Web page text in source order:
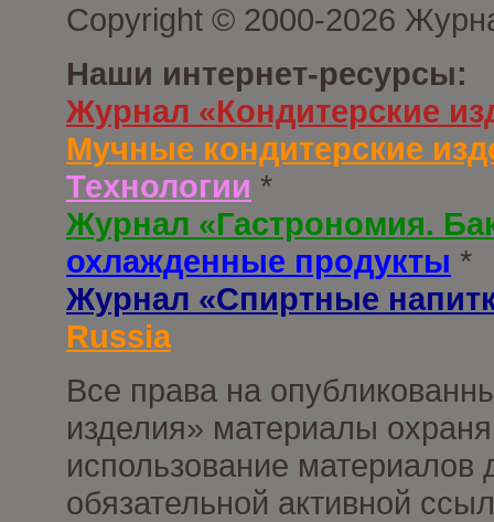
Copyright © 2000-2026
Наши интернет-ресурсы:
Журнал «Кондитерские
Мучные кондитерские
Технологии *
Журнал «Гастрономия.
охлажденные продукты *
Журнал «Спиртные
Russia
Все права на
изделия» материалы
использование материалов
обязательной активной